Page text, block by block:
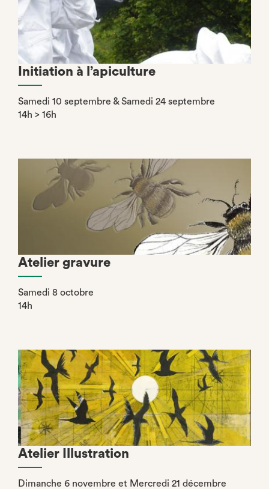
Initiation à l’apiculture
Samedi 10 septembre & Samedi 24 septembre
14h > 16h
Atelier gravure
Samedi 8 octobre
14h
Atelier Illustration
Dimanche 6 novembre et Mercredi 21 décembre